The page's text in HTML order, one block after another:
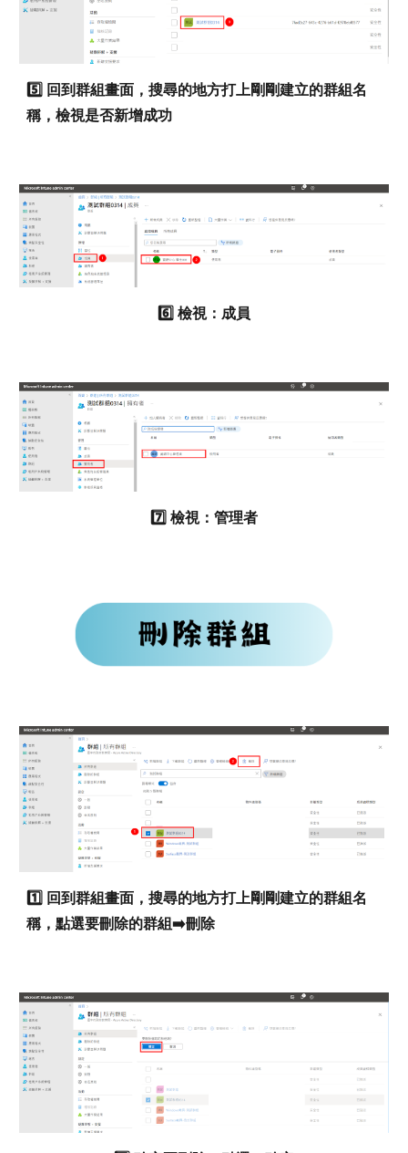
5️⃣ 回到群組畫面，搜尋的地方打上剛剛建立的群組名
稱，檢視是否新增成功
6️⃣檢視：成員
7️⃣檢視：管理者
1️⃣ 回到群組畫面，搜尋的地方打上剛剛建立的群組名
稱，點選要刪除的群組➡️刪除